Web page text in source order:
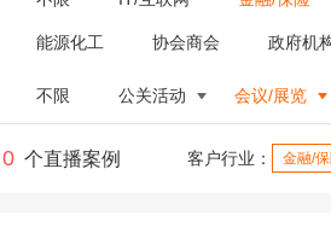
能源化工 协会商会 政府机
不限 公关活动 会议/展览
0 个直播案例 客户行业： 金融/